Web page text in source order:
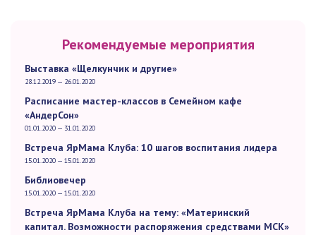
Рекомендуемые мероприятия
Выставка «Щелкунчик и другие»
28.12.2019 — 26.01.2020
Расписание мастер-классов в Семейном кафе
«АндерСон»
01.01.2020 — 31.01.2020
Встреча ЯрМама Клуба: 10 шагов воспитания лидера
15.01.2020 — 15.01.2020
Библиовечер
15.01.2020 — 15.01.2020
Встреча ЯрМама Клуба на тему: «Материнский
капитал. Возможности распоряжения средствами МСК»